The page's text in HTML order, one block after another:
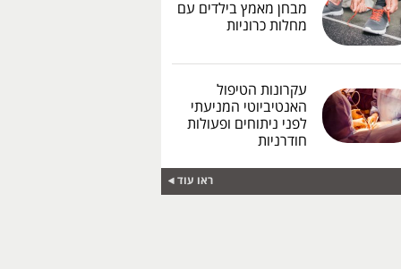
מבחן מאמץ בילדים עם
מחלות כרוניות
עקרונות הטיפול
האנטיביוטי המניעתי
לפני ניתוחים ופעולות
חודרניות
ראו עוד